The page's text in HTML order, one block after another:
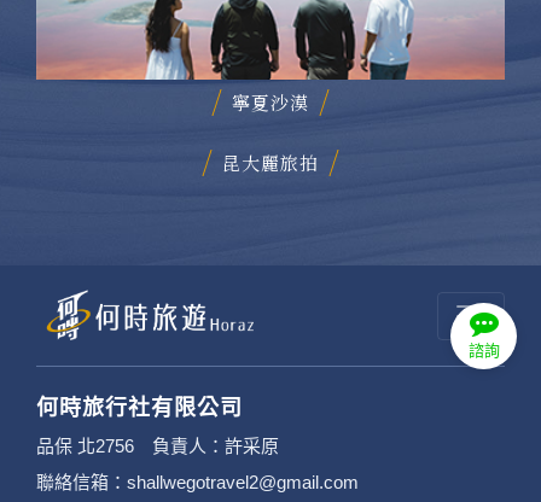
日本深度探勘
寧夏沙漠
諮詢